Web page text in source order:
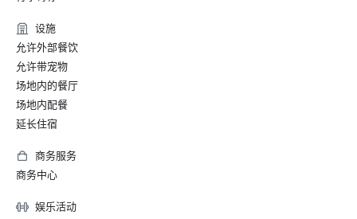
设施
允许外部餐饮
允许带宠物
场地内的餐厅
场地内配餐
延长住宿
商务服务
商务中心
娱乐活动